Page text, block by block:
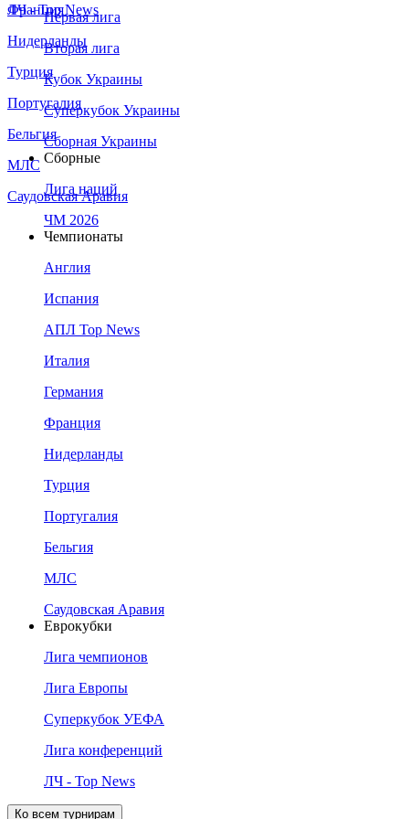
Франция
Нидерланды
Турция
Португалия
Бельгия
МЛС
Саудовская Аравия
ЛЧ - Top News
Первая лига
Вторая лига
Кубок Украины
Суперкубок Украины
Сборная Украины
Сборные
Лига наций
ЧМ 2026
Чемпионаты
Англия
Испания
АПЛ Top News
Италия
Германия
Франция
Нидерланды
Турция
Португалия
Бельгия
МЛС
Саудовская Аравия
Еврокубки
Лига чемпионов
Лига Европы
Суперкубок УЕФА
Лига конференций
ЛЧ - Top News
Ко всем турнирам